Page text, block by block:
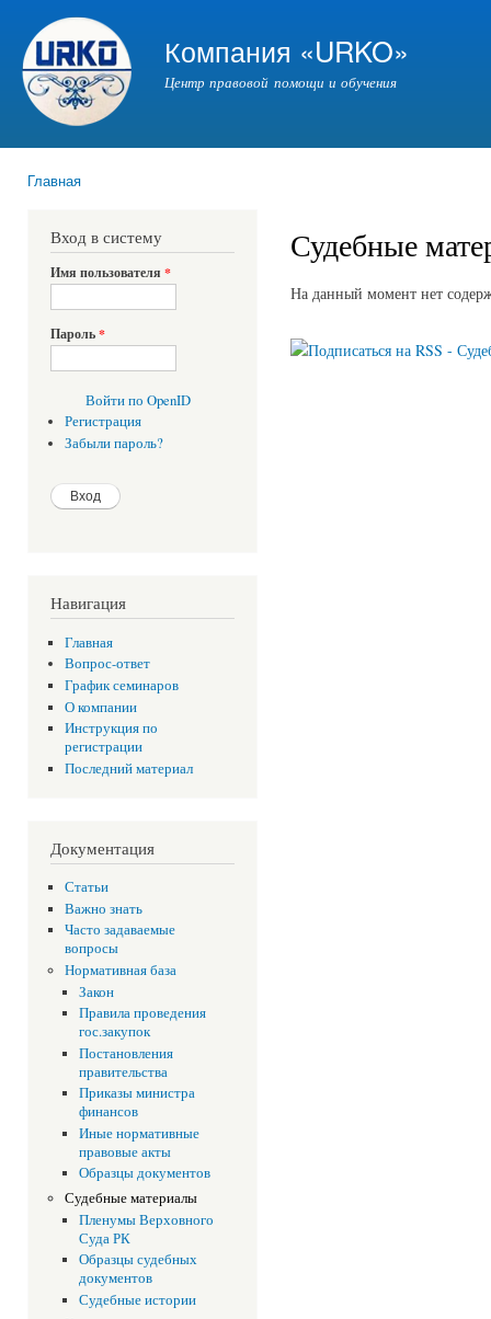
Компания «URKO»
Центр правовой помощи и обучения
Главная
Вход в систему
Имя пользователя *
Пароль*
Войти по OpenID
Регистрация
Забыли пароль?
Навигация
Главная
Вопрос-ответ
График семинаров
О компании
Инструкция по
регистрации
Последний материал
Документация
Статьи
Важно знать
Часто задаваемые
вопросы
Нормативная база
Закон
Правила проведения
гос.закупок
Постановления
правительства
Приказы министра
финансов
Иные нормативные
правовые акты
Образцы документов
Судебные материалы
Пленумы Верховного
Суда РК
Образцы судебных
документов
Судебные истории
Судебные
На данный момент нет